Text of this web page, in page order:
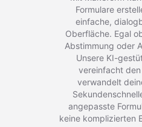
Formulare
einfache,
Oberfläche. Egal
Abstimmung oder
Unsere KI-
vereinfacht
verwandelt
angepasste
keine komplizierten